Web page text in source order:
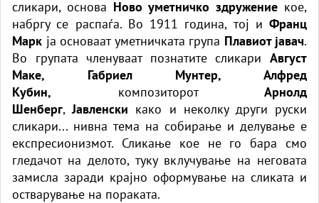
сликари, основа Ново уметничко здружение кое,
набргу се распаѓа. Во 1911 година, тој и Франц
Марк ја основаат уметничката група Плавиот јавач.
Во групата членуваат познатите сликари Август
Маке, Габриел Мунтер, Алфред
Кубин, композиторот Арнолд
Шенберг,Јавленски како и неколку други руски
сликари... нивна тема на собирање и делување е
експресионизмот. Сликање кое не го бара смо
гледачот на делото, туку вклучување на неговата
замисла заради крајно оформување на сликата и
остварување на пораката.